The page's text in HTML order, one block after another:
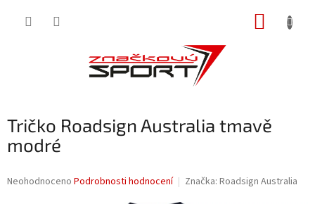
Tričko Roadsign Australia tmavě
modré
Průměrné
Neohodnoceno Podrobnosti hodnocení Značka: Roadsign Australia